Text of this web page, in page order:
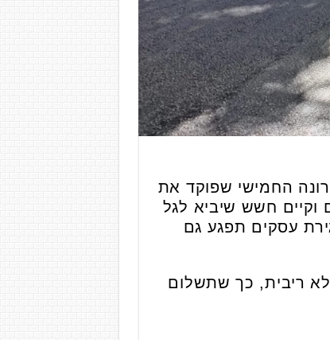
החמישי שפוקד את
וקיים חשש שיביא לגל
עסקים תפגע גם
ריבית, כך שתשלום